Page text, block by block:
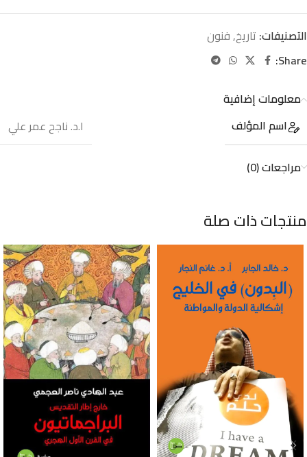
التصنيفات: تاريخ,فنون
Share:
معلومات إضافية
اسم المؤلف
ا.د. ناجح عمر علي
مراجعات (0)
منتجات ذات صلة